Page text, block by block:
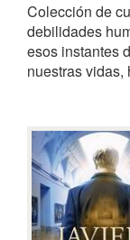
Colección de
debilidades
esos instantes
nuestras